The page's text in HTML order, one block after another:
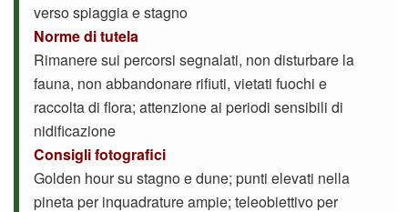
verso spiaggia e stagno
Norme di tutela
Rimanere sui percorsi segnalati, non disturbare la
fauna, non abbandonare rifiuti, vietati fuochi e
raccolta di flora; attenzione ai periodi sensibili di
nidificazione
Consigli fotografici
Golden hour su stagno e dune; punti elevati nella
pineta per inquadrature ampie; teleobiettivo per